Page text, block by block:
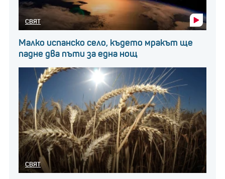
СВЯТ
Малко испанско село, където мракът ще
падне два пъти за една нощ
СВЯТ